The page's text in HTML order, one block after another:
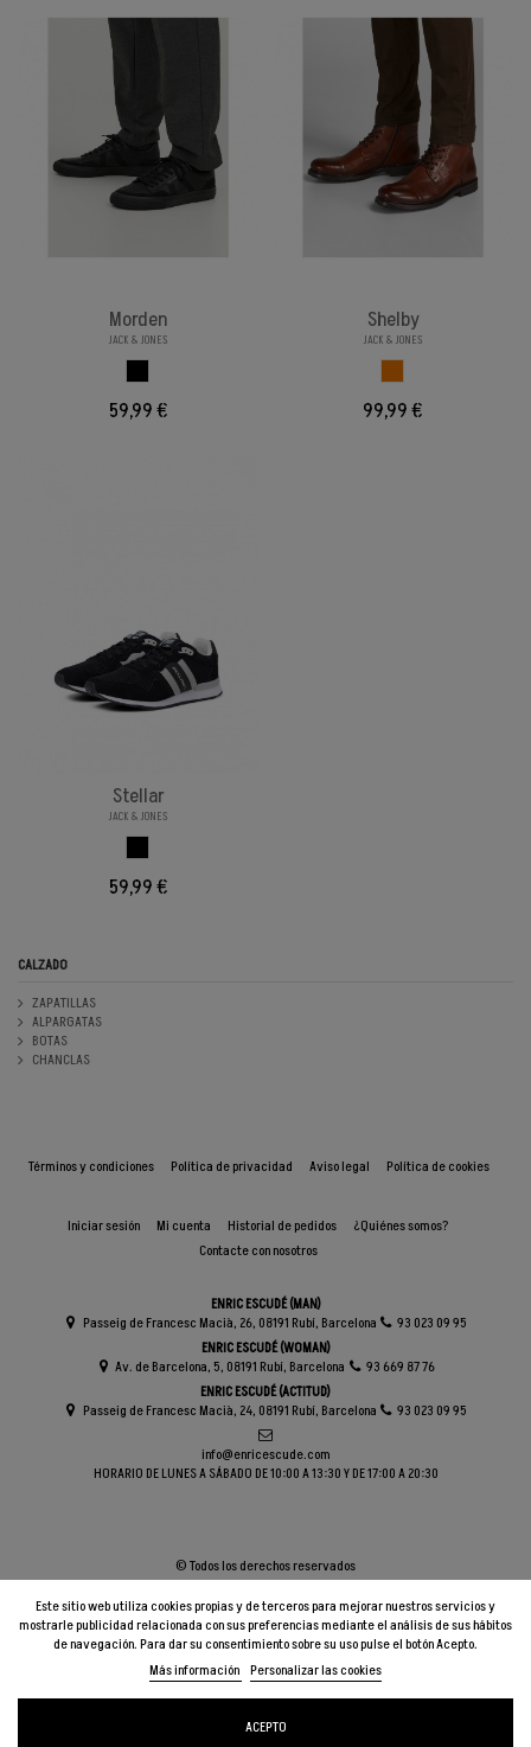
Morden
JACK & JONES
59,99 €
Shelby
JACK & JONES
99,99 €
Stellar
JACK & JONES
59,99 €
CALZADO
ZAPATILLAS
ALPARGATAS
BOTAS
CHANCLAS
Términos y condiciones Política de privacidad Aviso legal Política de cookies
Iniciar sesión Mi cuenta Historial de pedidos
¿Quiénes somos?
Contacte con nosotros
ENRIC ESCUDÉ (MAN)
Passeig de Francesc Macià, 26, 08191 Rubí, Barcelona
93 023 09 95
ENRIC ESCUDÉ (WOMAN)
Av. de Barcelona, 5, 08191 Rubí, Barcelona
93 669 87 76
ENRIC ESCUDÉ (ACTITUD)
Passeig de Francesc Macià, 24, 08191 Rubí, Barcelona
93 023 09 95
info@enricescude.com
HORARIO DE LUNES A SÁBADO DE 10:00 A 13:30 Y DE 17:00 A 20:30
Este sitio web utiliza cookies propias y de terceros para mejorar nuestros servicios y
mostrarle publicidad relacionada con sus preferencias mediante el análisis de sus hábitos
de navegación. Para dar su consentimiento sobre su uso pulse el botón Acepto.
Más información Personalizar las cookies
ACEPTO
© Todos los derechos reservados